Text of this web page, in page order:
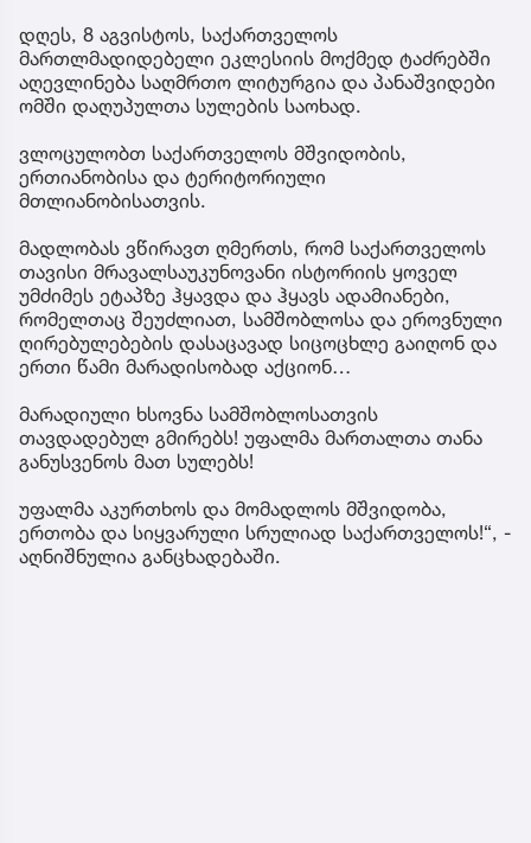
დღეს, 8 აგვისტოს, საქართველოს
მართლმადიდებელი ეკლესიის მოქმედ ტაძრებში
აღევლინება საღმრთო ლიტურგია და პანაშვიდები
ომში დაღუპულთა სულების საოხად.
ვლოცულობთ საქართველოს მშვიდობის,
ერთიანობისა და ტერიტორიული
მთლიანობისათვის.
მადლობას ვწირავთ ღმერთს, რომ საქართველოს
თავისი მრავალსაუკუნოვანი ისტორიის ყოველ
უმძიმეს ეტაპზე ჰყავდა და ჰყავს ადამიანები,
რომელთაც შეუძლიათ, სამშობლოსა და ეროვნული
ღირებულებების დასაცავად სიცოცხლე გაიღონ და
ერთი წამი მარადისობად აქციონ…
მარადიული ხსოვნა სამშობლოსათვის
თავდადებულ გმირებს! უფალმა მართალთა თანა
განუსვენოს მათ სულებს!
უფალმა აკურთხოს და მომადლოს მშვიდობა,
ერთობა და სიყვარული სრულიად საქართველოს!“, -
აღნიშნულია განცხადებაში.